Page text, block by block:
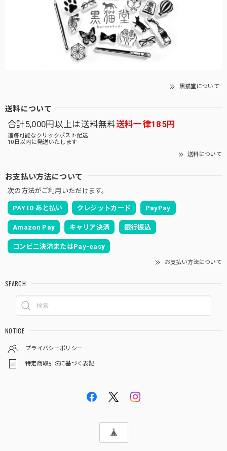
黒猫堂について
送料について
合計5,000円以上は送料無料送料一律185円
追跡可能なクリックポスト配送
10日以内に発送いたします
送料について
お支払い方法について
次の方法がご利用いただけます。
PAY ID あと払い クレジットカード PayPay
Amazon Pay キャリア決済 銀行振込
コンビニ決済またはPay-easy
お支払い方法について
SEARCH
NOTICE
プライバシーポリシー
特定商取引法に基づく表記